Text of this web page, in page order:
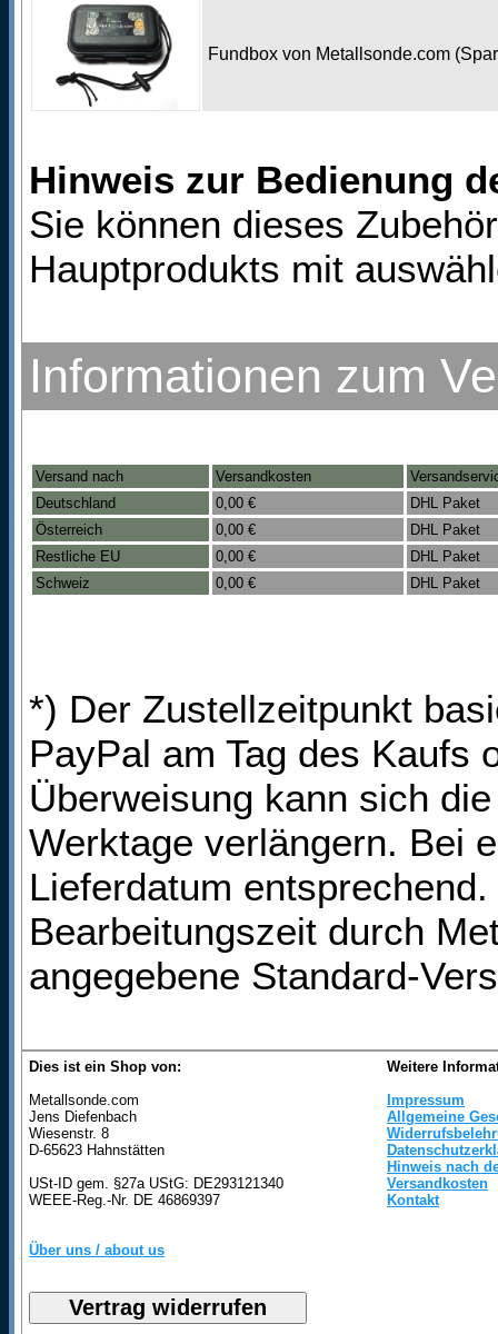
Fundbox von Metallsonde.com
Hinweis zur Bedienung
Sie können dieses
Hauptprodukts mit
Informationen zum
Versand nach Versandkosten
Deutschland
0,00 €
DHL Paket
Österreich
0,00 €
DHL Paket
Restliche EU
0,00 €
DHL Paket
Schweiz
0,00 € DHL Paket
*) Der Zustellzeitpunkt
PayPal am Tag des Kaufs
Überweisung kann sich
Werktage verlängern. Bei
Lieferdatum
Bearbeitungszeit durch
angegebene Standard-
Dies ist ein Shop von:
Metallsonde.com
Jens Diefenbach
Wiesenstr. 8
D-65623 Hahnstätten
USt-ID gem. §27a UStG: DE293121340
WEEE-Reg.-Nr. DE 46869397
Über uns / about us
Weitere
Impressum
Allgemeine
Hinweis nach
Versandkosten
Kontakt